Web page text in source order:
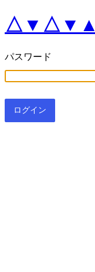
△▼△▼▲
パスワード